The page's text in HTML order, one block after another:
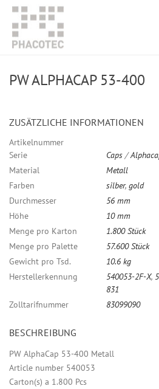
PW ALPHACAP 53-400
ZUSÄTZLICHE INFORMATIONEN
Artikelnummer
Serie
Caps /
Material
Metall
Farben
silber, gold
Durchmesser
56 mm
Höhe
10 mm
Menge pro Karton
1.800 Stück
Menge pro Palette
57.600 Stück
Gewicht pro Tsd.
10.6 kg
Herstellerkennung
540053-2F-X,
831
Zolltarifnummer
83099090
BESCHREIBUNG
PW AlphaCap 53-400 Metall
Article number 540053
Carton(s) a 1.800 Pcs